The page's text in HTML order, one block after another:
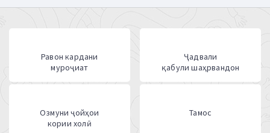
Равон кардани
муроҷиат
Ҷадвали
қабули шаҳрвандон
Озмуни ҷойҳои
кории холӣ
Тамос